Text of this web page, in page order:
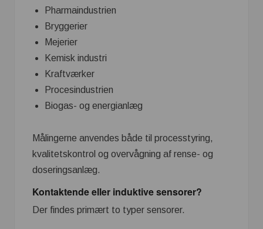
Pharmaindustrien
Bryggerier
Mejerier
Kemisk industri
Kraftværker
Procesindustrien
Biogas- og energianlæg
Målingerne anvendes både til processtyring,
kvalitetskontrol og overvågning af rense- og
doseringsanlæg.
Kontaktende eller induktive sensorer?
Der findes primært to typer sensorer.